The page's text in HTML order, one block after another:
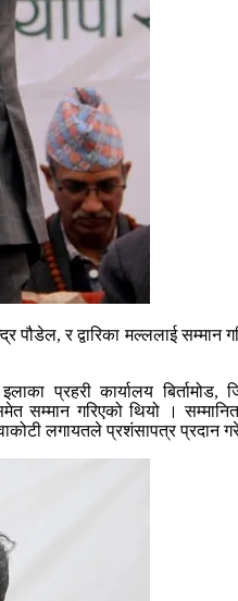
पौडेल, र द्वारिका मल्ललाई
प्रहरी कार्यालय बिर्तामोड,
सम्मान गरिएको थियो ।
लगायतले प्रशंसापत्र प्रदान